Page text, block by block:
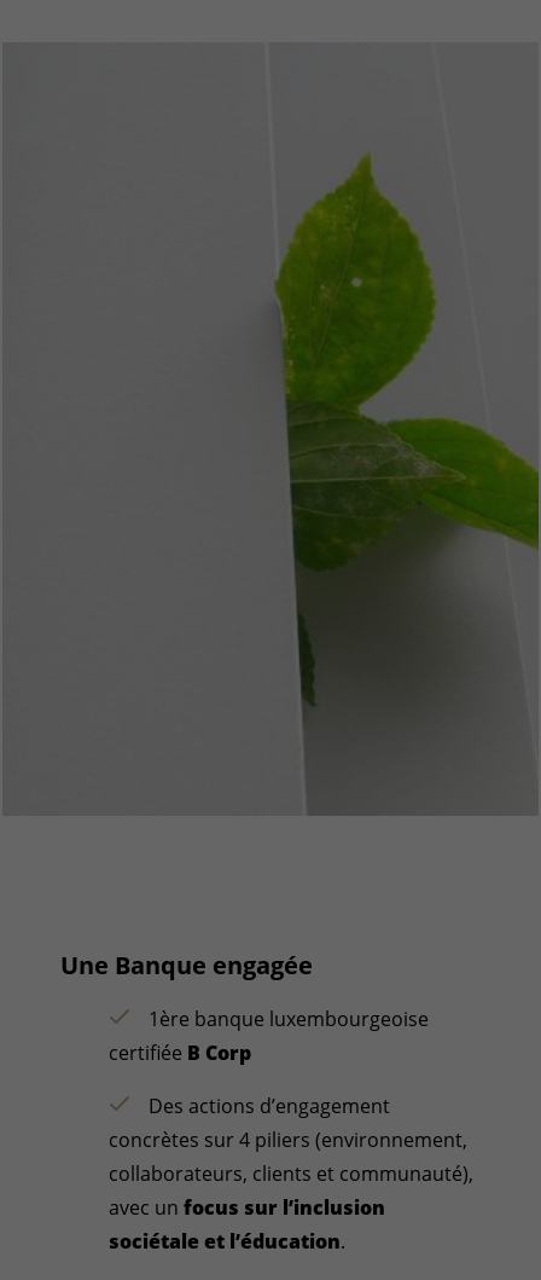
Une Banque engagée
1ère banque luxembourgeoise
certifiée B Corp
Des actions d’engagement
concrètes sur 4 piliers (environnement,
collaborateurs, clients et communauté),
avec unfocus sur l’inclusion
sociétale et l’éducation.